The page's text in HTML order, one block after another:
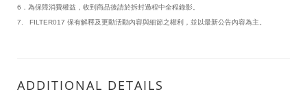
6．為保障消費權益，收到商品後請於拆封過程中全程錄影。
7. FILTER017 保有解釋及更動活動內容與細節之權利，並以最新公告內容為主。
ADDITIONAL DETAILS